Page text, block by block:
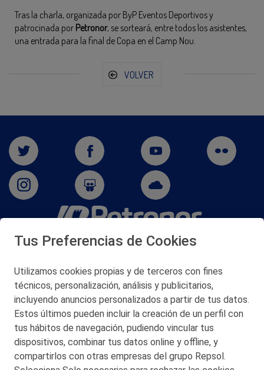
Tras la charla, organizada por ByP Eventos Deportivos y
patrocinada por Petronor, se sorteará, entre todos los asistentes,
una entrada para la final de Copa en el Camp Nou.
VOLVER
San Martín 5-Edificio Muñatones,
© 2026 Petronor S.A.
CONTACTO
Tus Preferencias de Cookies
Utilizamos cookies propias y de terceros con fines
técnicos, personalización, análisis y publicitarios,
incluyendo anuncios personalizados a partir de tus datos.
Estos últimos pueden incluir la creación de un perfil con
tus hábitos de navegación, pudiendo vincular tus
dispositivos, combinar tus datos online y offline, y
compartirlos con otras empresas del grupo Repsol.